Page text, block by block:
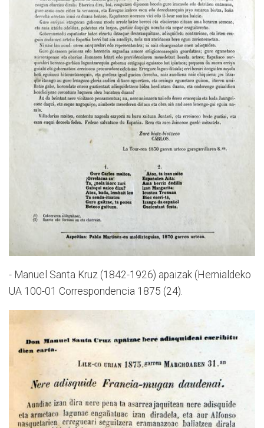
- Manuel Santa Kruz (1842-1926) apaizak (Hernialdeko
UA 100-01 Correspondencia 1875 (24).